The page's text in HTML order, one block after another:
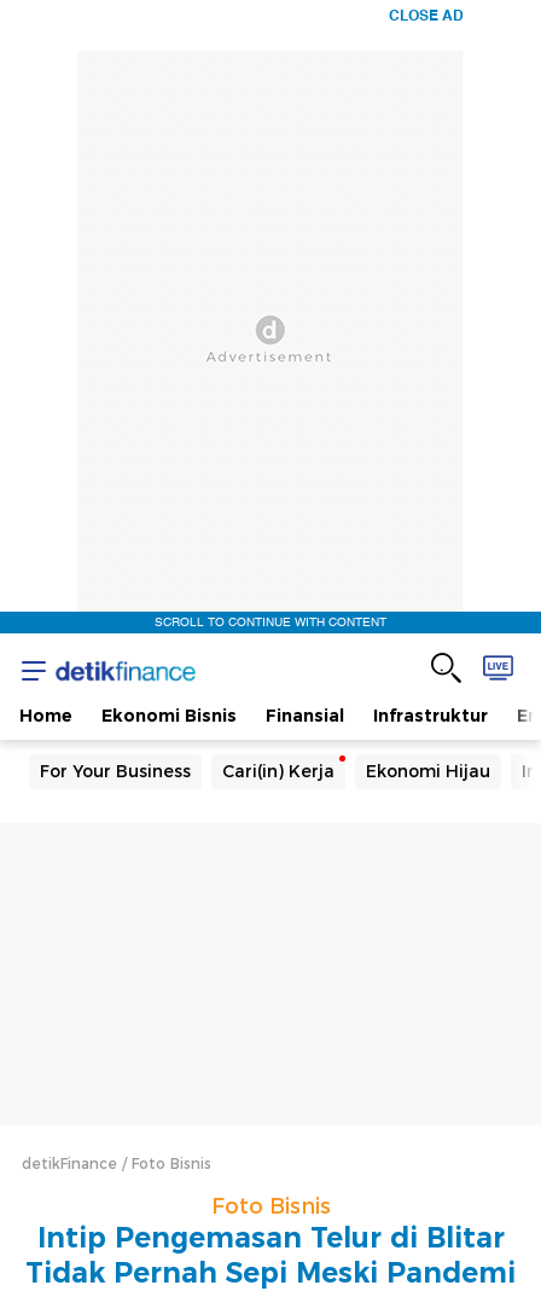
CLOSE AD
SCROLL TO CONTINUE WITH CONTENT
Home Ekonomi Bisnis Finansial Infrastruktur
For Your Business Cari(in) Kerja Ekonomi Hijau
detikFinance Foto Bisnis
Foto Bisnis
Intip Pengemasan Telur di Blitar
Tidak Pernah Sepi Meski Pandemi